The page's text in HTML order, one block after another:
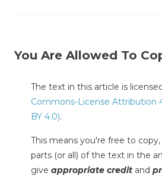
You Are Allowed To
The text in this article is
Commons-License Attribution
BY 4.0).
This means you're free to
parts (or all) of the text in the
give appropriate credit and